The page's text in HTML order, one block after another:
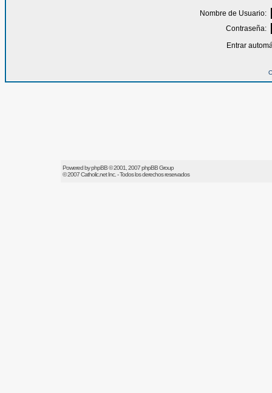
Nombre de Usuario:
Contraseña:
Entrar
Powered byphpBB© 2001, 2007 phpBB Group
© 2007Catholic.netInc. - Todos los derechos reservados